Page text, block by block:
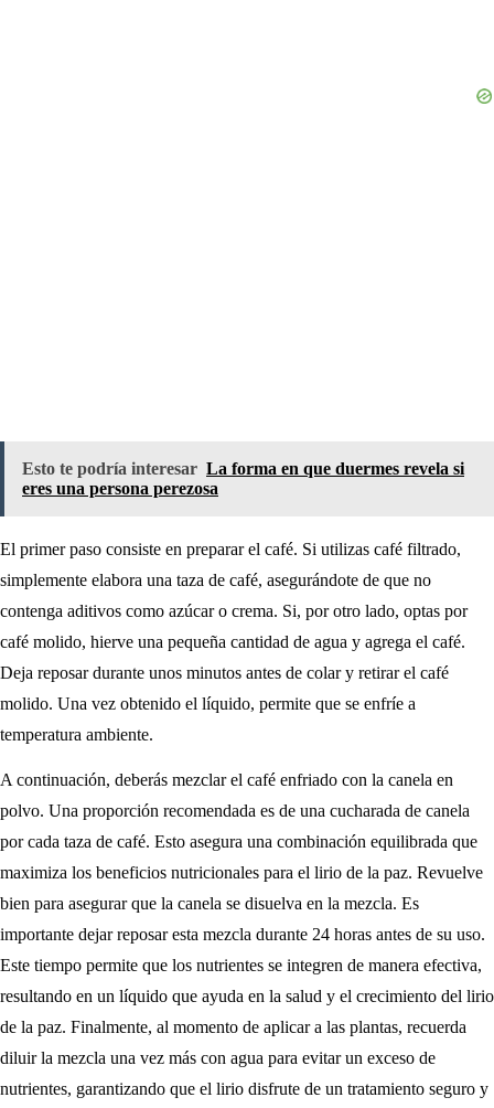
Esto te podría interesar La forma en que duermes revela si
eres una persona perezosa
El primer paso consiste en preparar el café. Si utilizas café filtrado,
simplemente elabora una taza de café, asegurándote de que no
contenga aditivos como azúcar o crema. Si, por otro lado, optas por
café molido, hierve una pequeña cantidad de agua y agrega el café.
Deja reposar durante unos minutos antes de colar y retirar el café
molido. Una vez obtenido el líquido, permite que se enfríe a
temperatura ambiente.
A continuación, deberás mezclar el café enfriado con la canela en
polvo. Una proporción recomendada es de una cucharada de canela
por cada taza de café. Esto asegura una combinación equilibrada que
maximiza los beneficios nutricionales para el lirio de la paz. Revuelve
bien para asegurar que la canela se disuelva en la mezcla. Es
importante dejar reposar esta mezcla durante 24 horas antes de su uso.
Este tiempo permite que los nutrientes se integren de manera efectiva,
resultando en un líquido que ayuda en la salud y el crecimiento del lirio
de la paz. Finalmente, al momento de aplicar a las plantas, recuerda
diluir la mezcla una vez más con agua para evitar un exceso de
nutrientes, garantizando que el lirio disfrute de un tratamiento seguro y